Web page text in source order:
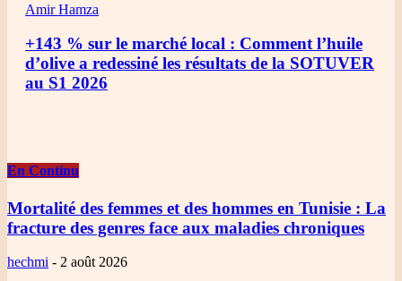
Amir Hamza
+143 % sur le marché local : Comment l’huile
d’olive a redessiné les résultats de la SOTUVER
au S1 2026
En Continu
Mortalité des femmes et des hommes en Tunisie : La
fracture des genres face aux maladies chroniques
hechmi - 2 août 2026